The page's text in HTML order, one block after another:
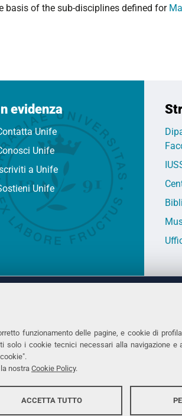
funzionamento delle pagine, e cookie di
solo i cookie tecnici necessari alla navigazione
nostra Cookie Policy.
ACCETTA TUTTO
basis of the sub-disciplines defined for
In evidenza
Unife
Unife
a Unife
Unife
Rettrice: Prof.ssa Laura Ramaciotti
via Ludovico Ariosto, 35 - 44121 Ferrara
C.F. 80007370382 - P.IVA 00434690384